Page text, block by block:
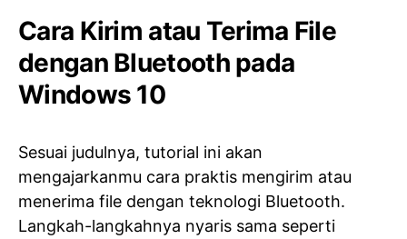
Cara Kirim atau Terima File
dengan Bluetooth pada
Windows 10
Sesuai judulnya, tutorial ini akan
mengajarkanmu cara praktis mengirim atau
menerima file dengan teknologi Bluetooth.
Langkah-langkahnya nyaris sama seperti